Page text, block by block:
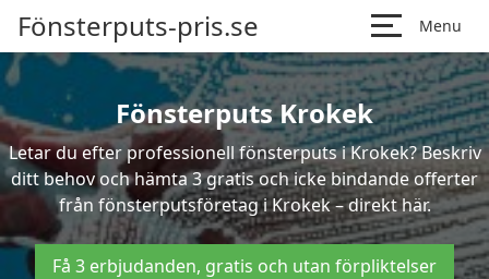
Fönsterputs-pris.se Menu
Fönsterputs Krokek
Letar du efter professionell fönsterputs i Krokek? Beskriv
ditt behov och hämta 3 gratis och icke bindande offerter
från fönsterputsföretag i Krokek – direkt här.
Få 3 erbjudanden, gratis och utan förpliktelser